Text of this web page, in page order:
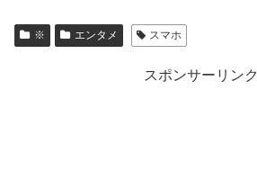
※ エンタメ スマホ
スポンサーリンク